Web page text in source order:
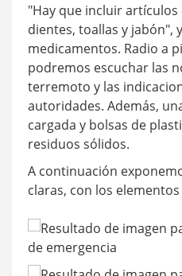
"Hay que incluir
dientes, toallas y jabón",
medicamentos. Radio a
podremos escuchar las
terremoto y las
autoridades. Además,
cargada y bolsas de
residuos sólidos.
A continuación
claras, con los elementos